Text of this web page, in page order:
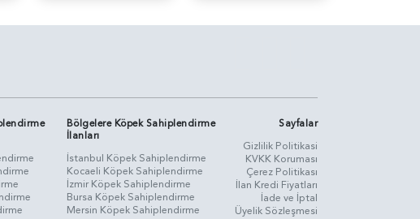
Bölgelere Köpek Sahiplendirme
İlanları
İstanbul Köpek Sahiplendirme
Kocaeli Köpek Sahiplendirme
İzmir Köpek Sahiplendirme
Bursa Köpek Sahiplendirme
Mersin Köpek Sahiplendirme
Sayfalar
Gizlilik Politikasi
KVKK Koruması
Çerez Politikası
İlan Kredi Fiyatları
İade ve İptal
Üyelik Sözleşmesi